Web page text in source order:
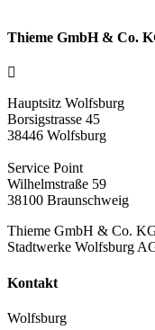
Thieme GmbH & Co.
Hauptsitz Wolfsburg
Borsigstrasse 45
38446 Wolfsburg
Service Point
Wilhelmstraße 59
38100 Braunschweig
Thieme GmbH & Co.
Stadtwerke Wolfsburg
Kontakt
Wolfsburg